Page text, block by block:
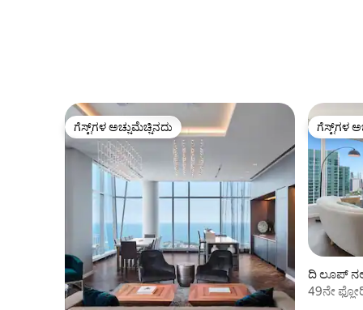
ಗೆಸ್ಟ್‌ಗಳ ಅಚ್ಚುಮೆಚ್ಚಿನದು
ಗೆಸ್ಟ್‌ಗಳ ಅಚ್ಚುಮೆಚ್ಚಿನದು ಗೆಸ್ಟ್‌ಗಳ
ಗೆಸ್ಟ್‌ಗಳ
ದಿ ಲೂಪ್
49ನೇ